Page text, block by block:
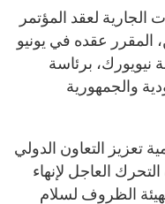
الجارية لعقد المؤتمر
المقرر عقده في يونيو
نيويورك، برئاسة
والجمهورية
تعزيز التعاون الدولي
العاجل لإنهاء
الظروف لسلام